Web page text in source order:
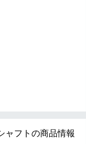
フトの商品情報